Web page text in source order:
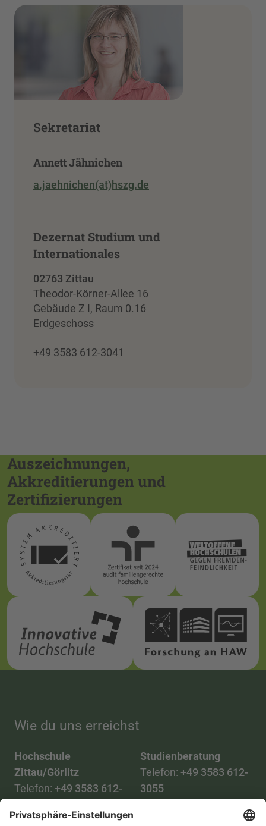
Sekretariat
Annett Jähnichen
a.jaehnichen(at)hszg.de
Dezernat Studium und
Internationales
02763 Zittau
Theodor-Körner-Allee 16
Gebäude Z I, Raum 0.16
Erdgeschoss
+49 3583 612-3041
Auszeichnungen,
Akkreditierungen und
Zertifizierungen
Wie du uns erreichst
Hochschule
Zittau/Görlitz
Telefon: +49 3583 612-
Mail:info(at)hszg.de
Studienberatung
Telefon: +49 3583 612-
3055